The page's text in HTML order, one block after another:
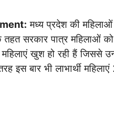
मध्य प्रदेश की
सरकार पात्र महिलाओं
खुश हो रही हैं जिससे
इस बार भी लाभार्थी